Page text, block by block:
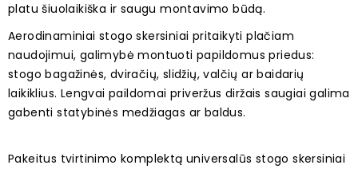
platu šiuolaikiška ir saugu montavimo būdą.
Aerodinaminiai stogo skersiniai pritaikyti plačiam
naudojimui, galimybė montuoti papildomus priedus:
stogo bagažinės, dviračių, slidžių, valčių ar baidarių
laikiklius. Lengvai paildomai priveržus diržais saugiai galima
gabenti statybinės medžiagas ar baldus.
Pakeitus tvirtinimo komplektą universalūs stogo skersiniai